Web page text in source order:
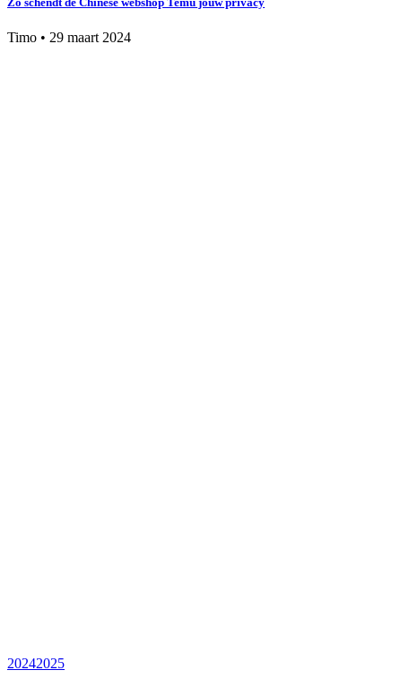
Timo • 29 maart 2024
20242025